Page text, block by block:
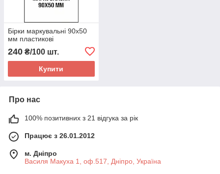
Бірки маркувальні 90х50
мм пластикові
240 ₴/100 шт.
Купити
Про нас
100% позитивних з 21 відгука за рік
Працює з 26.01.2012
м. Дніпро
Василя Макуха 1, оф.517, Дніпро, Україна